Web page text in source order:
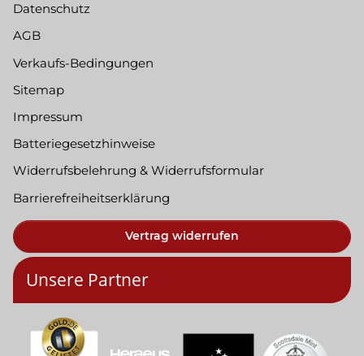
Datenschutz
AGB
Verkaufs-Bedingungen
Sitemap
Impressum
Batteriegesetzhinweise
Widerrufsbelehrung & Widerrufsformular
Barrierefreiheitserklärung
Vertrag widerrufen
Unsere Partner